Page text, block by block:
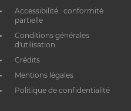
Accessibilité : conformité
partielle
Conditions générales
d'utilisation
Crédits
Mentions légales
Politique de confidentialité